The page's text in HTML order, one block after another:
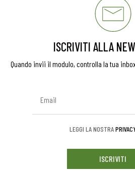
ISCRIVITI ALLA
Quando invii il modulo, controlla la tua
LEGGI LA NOSTRA
ISCRIVITI